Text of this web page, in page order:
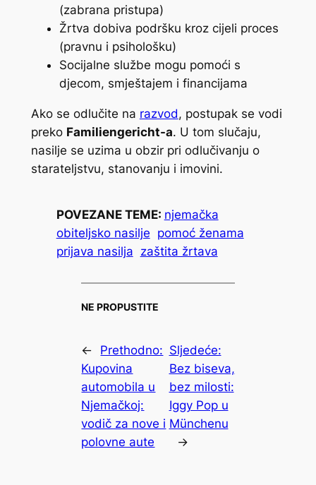
(zabrana pristupa)
Žrtva dobiva podršku kroz cijeli proces
(pravnu i psihološku)
Socijalne službe mogu pomoći s
djecom, smještajem i financijama
Ako se odlučite na razvod, postupak se vodi
preko Familiengericht-a. U tom slučaju,
nasilje se uzima u obzir pri odlučivanju o
starateljstvu, stanovanju i imovini.
POVEZANE TEME: njemačka
obiteljsko nasilje pomoć ženama
prijava nasilja zaštita žrtava
NE PROPUSTITE
←
Prethodno:
Kupovina
automobila u
Njemačkoj:
vodič za nove i
polovne aute
Sljedeće:
Bez biseva,
bez milosti:
Iggy Pop u
Münchenu
→